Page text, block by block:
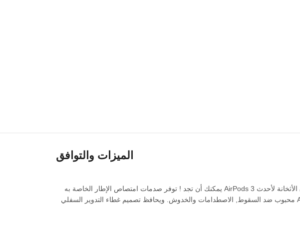
الميزات والتوافق
بدن سلسلة antichoc مصنوعة من السيليكون المتفوق المرن, 2,5 مم سميكة. واحدة من أكثر حالات السيليكون الأثخانة لأحدث AirPods 3 يمكنك أن تجد ! توفر صدمات امتصاص الإطار الخاصة به
حماية جيدة مضادة للانتشار ومكافحة drop لحماية حالة تحميل التفاح الخاصة بك. لا داعي للقلق بشأن AirPods 3 محبوب ضد السقوط, الاصطدامات والخدوش. ويحافظ تصميم غطاء التدوير السفلي